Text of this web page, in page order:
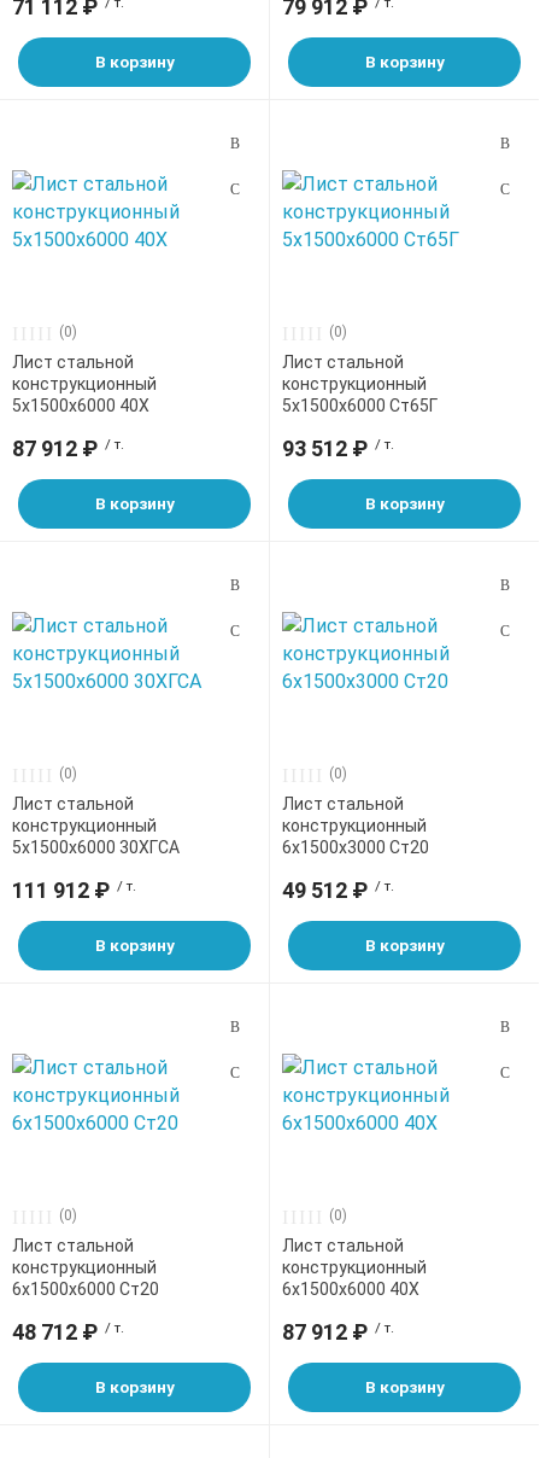
71 112 ₽
В корзину
79 912 ₽
В корзину
(0)
Лист стальной
конструкционный
5х1500х6000 40Х
87 912 ₽ / т.
В корзину
(0)
Лист стальной
конструкционный
5х1500х6000 Ст65Г
93 512 ₽ / т.
В корзину
(0)
Лист стальной
конструкционный
5х1500х6000 30ХГСА
111 912 ₽ / т.
В корзину
(0)
Лист стальной
конструкционный
6х1500х3000 Ст20
49 512 ₽ / т.
В корзину
(0)
Лист стальной
конструкционный
6х1500х6000 Ст20
48 712 ₽ / т.
В корзину
(0)
Лист стальной
конструкционный
6х1500х6000 40Х
87 912 ₽ / т.
В корзину